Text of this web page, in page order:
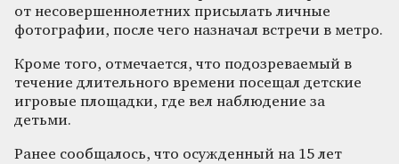
от несовершеннолетних присылать личные
фотографии, после чего назначал встречи в метро.
Кроме того, отмечается, что подозреваемый в
течение длительного времени посещал детские
игровые площадки, где вел наблюдение за
детьми.
Ранее сообщалось, что осужденный на 15 лет